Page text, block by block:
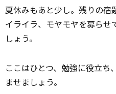
夏休みもあと少し。残りの宿
イライラ、モヤモヤを募らせ
しょう。
ここはひとつ、勉強に役立ち
ませましょう。